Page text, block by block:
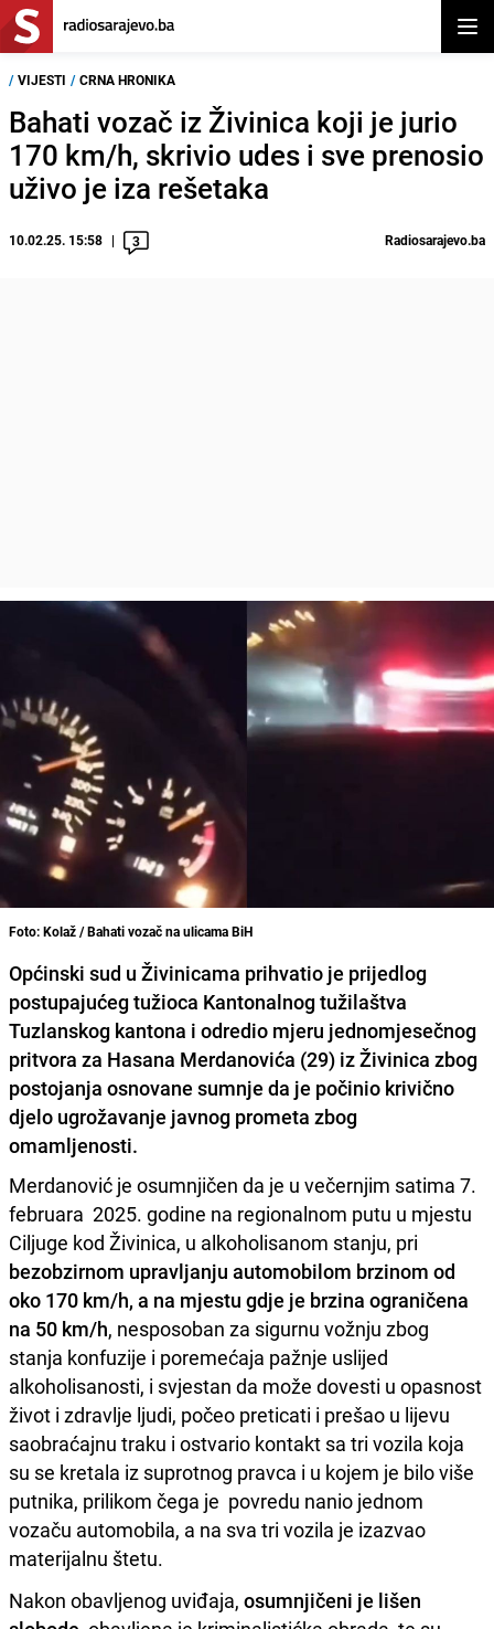
/ VIJESTI / CRNA HRONIKA
Bahati vozač iz Živinica koji je jurio
170 km/h, skrivio udes i sve prenosio
uživo je iza rešetaka
10.02.25. 15:58 3 Radiosarajevo.ba
Foto: Kolaž / Bahati vozač na ulicama BiH
Općinski sud u Živinicama prihvatio je prijedlog
postupajućeg tužioca Kantonalnog tužilaštva
Tuzlanskog kantona i odredio mjeru jednomjesečnog
pritvora za Hasana Merdanovića (29) iz Živinica zbog
postojanja osnovane sumnje da je počinio krivično
djelo ugrožavanje javnog prometa zbog
omamljenosti.
Merdanović je osumnjičen da je u večernjim satima 7.
februara 2025. godine na regionalnom putu u mjestu
Ciljuge kod Živinica, u alkoholisanom stanju, pri
bezobzirnom upravljanju automobilom brzinom od
oko 170 km/h, a na mjestu gdje je brzina ograničena
na 50 km/h, nesposoban za sigurnu vožnju zbog
stanja konfuzije i poremećaja pažnje uslijed
alkoholisanosti, i svjestan da može dovesti u opasnost
život i zdravlje ljudi, počeo preticati i prešao u lijevu
saobraćajnu traku i ostvario kontakt sa tri vozila koja
su se kretala iz suprotnog pravca i u kojem je bilo više
putnika, prilikom čega je povredu nanio jednom
vozaču automobila, a na sva tri vozila je izazvao
materijalnu štetu.
Nakon obavljenog uviđaja, osumnjičeni je lišen